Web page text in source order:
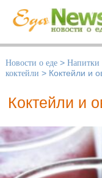
Новости о еде > Напитки
коктейли > Коктейли и
Коктейли и